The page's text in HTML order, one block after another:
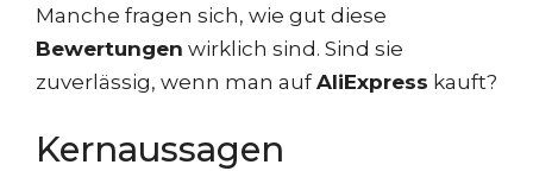
Manche fragen sich, wie gut diese
Bewertungen wirklich sind. Sind sie
zuverlässig, wenn man aufAliExpress kauft?
Kernaussagen